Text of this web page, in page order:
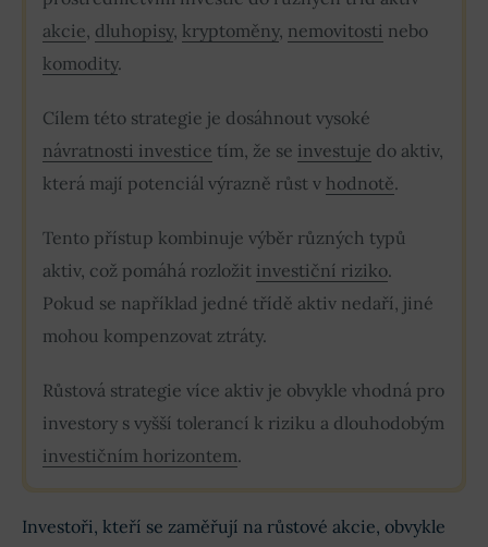
akcie, dluhopisy, kryptoměny, nemovitosti nebo
komodity.
Cílem této strategie je dosáhnout vysoké
návratnosti investice tím, že se investuje do aktiv,
která mají potenciál výrazně růst v hodnotě.
Tento přístup kombinuje výběr různých typů
aktiv, což pomáhá rozložit investiční riziko.
Pokud se například jedné třídě aktiv nedaří, jiné
mohou kompenzovat ztráty.
Růstová strategie více aktiv je obvykle vhodná pro
investory s vyšší tolerancí k riziku a dlouhodobým
investičním horizontem.
Investoři, kteří se zaměřují na růstové akcie, obvykle